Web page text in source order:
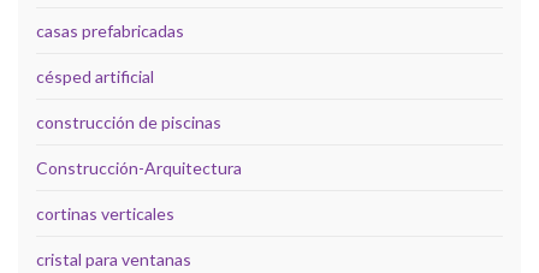
casas prefabricadas
césped artificial
construcción de piscinas
Construcción-Arquitectura
cortinas verticales
cristal para ventanas